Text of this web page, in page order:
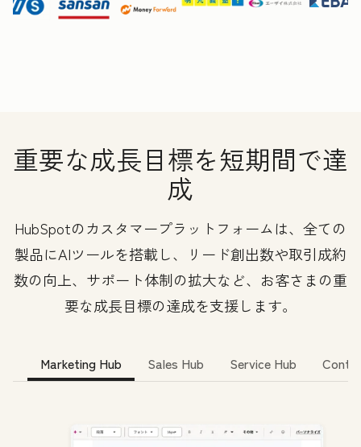
重要な成長目標を短期間で達
成
HubSpotのカスタマープラットフォームは、全ての
製品にAIツールを搭載し、リード創出数や取引成約
数の向上、サポート体制の拡大など、お客さまの重
要な成長目標の達成を支援します。
Marketing Hub Sales Hub Service Hub